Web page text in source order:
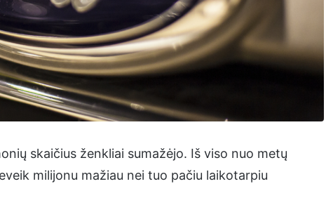
skaičius ženkliai sumažėjo. Iš viso nuo metų
milijonu mažiau nei tuo pačiu laikotarpiu